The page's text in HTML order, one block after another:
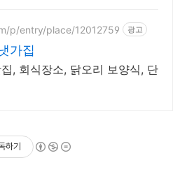
p/entry/place/12012759 광고
가집
, 회식장소, 닭오리 보양식, 단
하기